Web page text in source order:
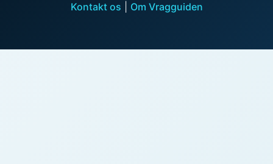
Kontakt os
Om Vragguiden